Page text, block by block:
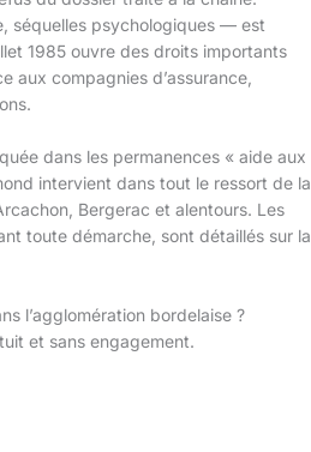
séquelles psychologiques — est
1985 ouvre des droits importants
aux compagnies d’assurance,
dans les permanences « aide aux
intervient dans tout le ressort de la
Bergerac et alentours. Les
toute démarche, sont détaillés sur la
l’agglomération bordelaise ?
et sans engagement.